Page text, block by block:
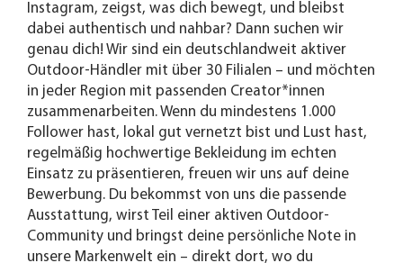
Instagram, zeigst, was dich bewegt, und bleibst
dabei authentisch und nahbar? Dann suchen wir
genau dich! Wir sind ein deutschlandweit aktiver
Outdoor-Händler mit über 30 Filialen – und möchten
in jeder Region mit passenden Creator*innen
zusammenarbeiten. Wenn du mindestens 1.000
Follower hast, lokal gut vernetzt bist und Lust hast,
regelmäßig hochwertige Bekleidung im echten
Einsatz zu präsentieren, freuen wir uns auf deine
Bewerbung. Du bekommst von uns die passende
Ausstattung, wirst Teil einer aktiven Outdoor-
Community und bringst deine persönliche Note in
unsere Markenwelt ein – direkt dort, wo du